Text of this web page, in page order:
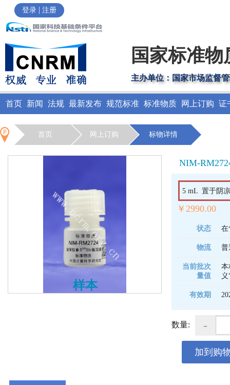
登录 | 注册
国家标准
主办单位：国家市场监督
首页 新闻 法规 最新发布 规范标准 标准物质 网上订购 证
首页 网上订购 标物详情
样本
NIM-
5 mL 置于阴
￥2990.00
状态 在
物流 普
当前批次
量值
本
有效期
数量: -
加到购